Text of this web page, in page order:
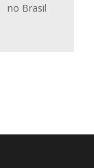
no Brasil